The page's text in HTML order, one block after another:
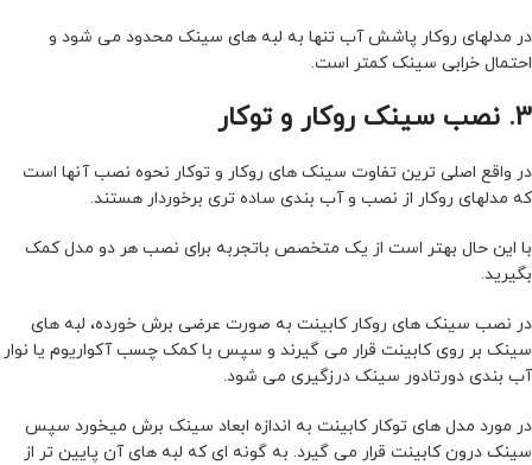
در مدلهای روکار پاشش آب تنها به لبه های سینک محدود می شود و
احتمال خرابی سینک کمتر است.
3. نصب سینک روکار و توکار
در واقع اصلی ترین تفاوت سینک های روکار و توکار نحوه نصب آنها است
که مدلهای روکار از نصب و آب بندی ساده تری برخوردار هستند.
با این حال بهتر است از یک متخصص باتجربه برای نصب هر دو مدل کمک
بگیرید.
در نصب سینک های روکار کابینت به صورت عرضی برش خورده، لبه های
سینک بر روی کابینت قرار می گیرند و سپس با کمک چسب آکواریوم یا نوار
آب بندی دورتادور سینک درزگیری می شود.
در مورد مدل های توکار کابینت به اندازه ابعاد سینک برش میخورد سپس
سینک درون کابینت قرار می گیرد. به گونه ای که لبه های آن پایین تر از